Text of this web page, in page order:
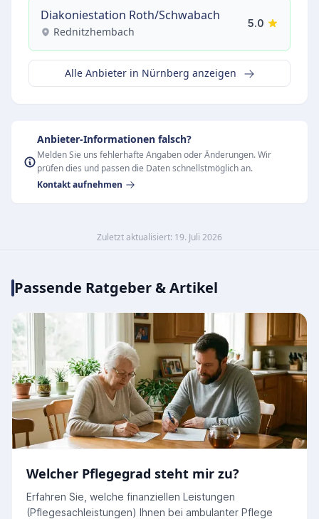
Diakoniestation Roth/Schwabach
Rednitzhembach
5.0
Alle Anbieter in Nürnberg anzeigen
Anbieter-Informationen falsch?
Melden Sie uns fehlerhafte Angaben oder Änderungen. Wir
prüfen dies und passen die Daten schnellstmöglich an.
Kontakt aufnehmen
Zuletzt aktualisiert: 19. Juli 2026
Passende Ratgeber & Artikel
Welcher Pflegegrad steht mir zu?
Erfahren Sie, welche finanziellen Leistungen
(Pflegesachleistungen) Ihnen bei ambulanter Pflege